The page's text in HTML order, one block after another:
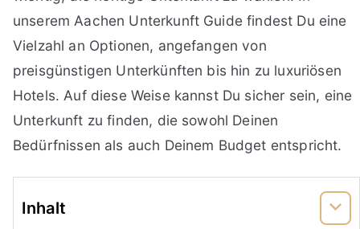
unserem Aachen Unterkunft Guide findest Du eine
Vielzahl an Optionen, angefangen von
preisgünstigen Unterkünften bis hin zu luxuriösen
Hotels. Auf diese Weise kannst Du sicher sein, eine
Unterkunft zu finden, die sowohl Deinen
Bedürfnissen als auch Deinem Budget entspricht.
Inhalt